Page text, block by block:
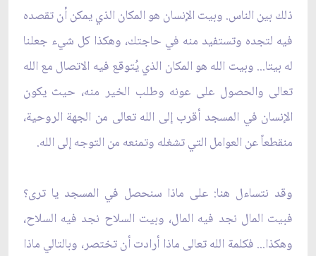
ذلك بين الناس. وبيت الإنسان هو المكان الذي يمكن أن تقصده
فيه لتجده وتستفيد منه في حاجتك، وهكذا كل شيء جعلنا
له بيتا... وبيت الله هو المكان الذي يُتوقع فيه الاتصال مع الله
تعالى والحصول على عونه وطلب الخير منه، حيث يكون
الإنسان في المسجد أقرب إلى الله تعالى من الجهة الروحية،
منقطعاً عن العوامل التي تشغله وتمنعه من التوجه إلى الله.
وقد نتساءل هنا: على ماذا سنحصل في المسجد يا ترى؟
فبيت المال نجد فيه المال، وبيت السلاح نجد فيه السلاح،
وهكذا... فكلمة الله تعالى ماذا أرادت أن تختصر، وبالتالي ماذا